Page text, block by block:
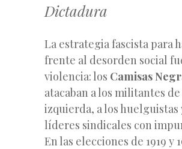
Dictadura
La estrategia fascista para
frente al desorden social
violencia: los Camisas
atacaban a los militantes de
izquierda, a los huelguistas
líderes sindicales con
En las elecciones de 1919 y